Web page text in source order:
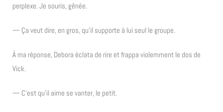
perplexe. Je souris, gênée.
— Ça veut dire, en gros, qu’il supporte à lui seul le groupe.
À ma réponse, Debora éclata de rire et frappa violemment le dos de
Vick.
— C’est qu’il aime se vanter, le petit.